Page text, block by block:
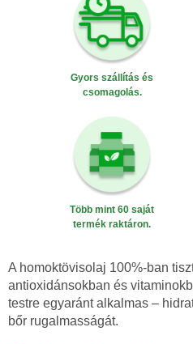
Gyors szállítás és
csomagolás.
Több mint 60 saját
termék raktáron.
A homoktövisolaj 100%-ban
antioxidánsokban és
testre egyaránt alkalmas –
bőr rugalmasságát.